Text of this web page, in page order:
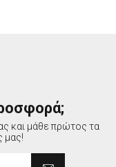
και μάθε πρώτος τα
μας!